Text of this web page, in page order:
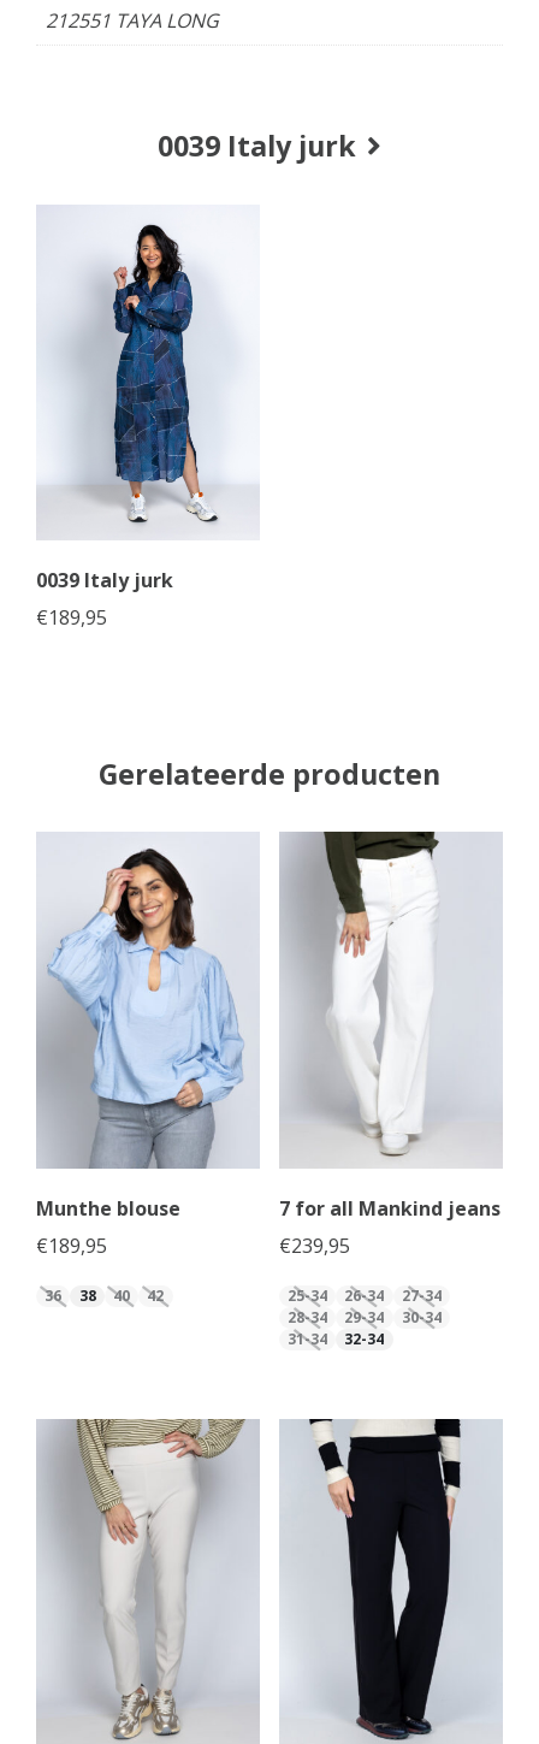
212551 TAYA LONG
0039 Italy jurk
0039 Italy jurk
€189,95
Gerelateerde producten
Munthe blouse
€189,95
36 38 40 42
7 for all Mankind jeans
€239,95
25-34 26-34
27-34
28-34
29-34
30-34
31-34
32-34